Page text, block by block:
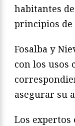
habitantes
principios de
Fosalba y
con los usos
asegurar su
Los expertos